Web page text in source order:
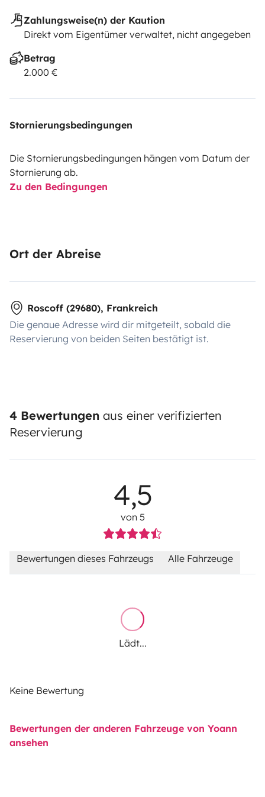
Zahlungsweise(n) der Kaution
Direkt vom Eigentümer verwaltet, nicht angegeben
Betrag
2.000 €
Stornierungsbedingungen
Die Stornierungsbedingungen hängen vom Datum der
Stornierung ab.
Zu den Bedingungen
Ort der Abreise
Roscoff (29680), Frankreich
Die genaue Adresse wird dir mitgeteilt, sobald die
Reservierung von beiden Seiten bestätigt ist.
4 Bewertungen aus einer verifizierten
Reservierung
4,5
von 5
Bewertungen dieses Fahrzeugs Alle Fahrzeuge
Lädt...
Keine Bewertung
Bewertungen der anderen Fahrzeuge von Yoann
ansehen